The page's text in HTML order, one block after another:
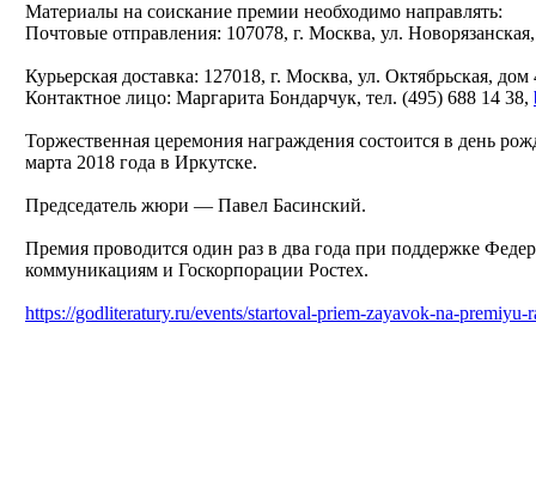
Материалы на соискание премии необходимо направлять:
Почтовые отправления: 107078, г. Москва, ул.
Курьерская доставка: 127018, г. Москва, ул. Октябрьская,
Контактное лицо: Маргарита Бондарчук, тел. (495) 688 14 38,
Торжественная церемония награждения состоится в день
марта 2018 года в Иркутске.
Председатель жюри — Павел Басинский.
Премия проводится один раз в два года при поддержке
коммуникациям и Госкорпорации Ростех.
https://godliteratury.ru/events/startoval-priem-zayavok-na-premiyu-